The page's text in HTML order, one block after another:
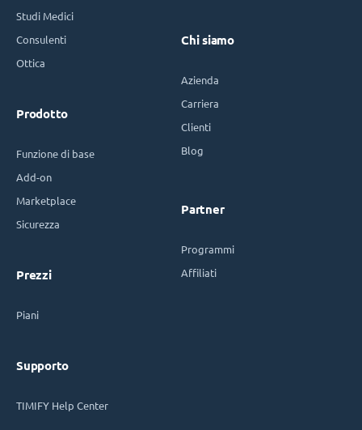
Studi Medici
Consulenti
Ottica
Prodotto
Funzione di base
Add-on
Marketplace
Sicurezza
Prezzi
Piani
Supporto
TIMIFY Help Center
Chi siamo
Azienda
Carriera
Clienti
Blog
Partner
Programmi
Affiliati